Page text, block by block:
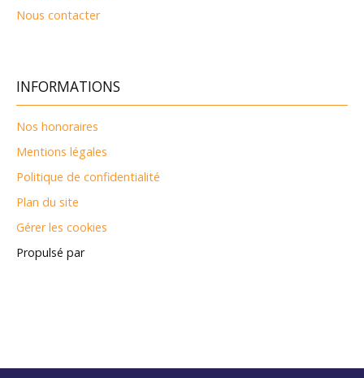
Nous contacter
INFORMATIONS
Nos honoraires
Mentions légales
Politique de confidentialité
Plan du site
Gérer les cookies
Propulsé par